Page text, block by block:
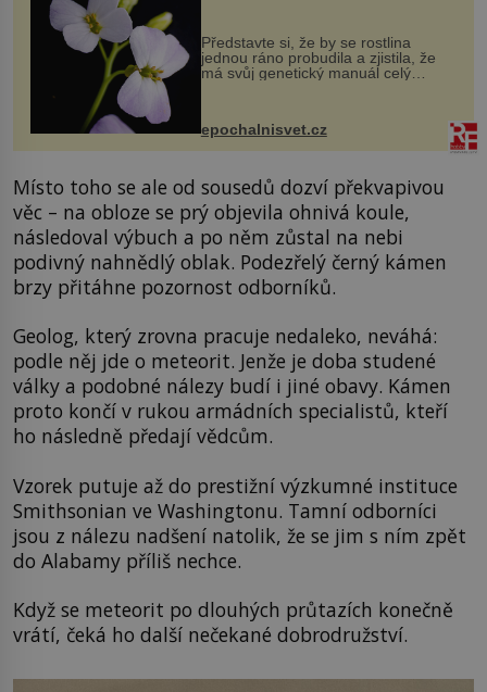
Představte si, že by se rostlina
jednou ráno probudila a zjistila, že
má svůj genetický manuál celý
vstupenka...
epochalnisvet.cz
Místo toho se ale od sousedů dozví překvapivou
věc – na obloze se prý objevila ohnivá koule,
následoval výbuch a po něm zůstal na nebi
podivný nahnědlý oblak. Podezřelý černý kámen
brzy přitáhne pozornost odborníků.
Geolog, který zrovna pracuje nedaleko, neváhá:
podle něj jde o meteorit. Jenže je doba studené
války a podobné nálezy budí i jiné obavy. Kámen
proto končí v rukou armádních specialistů, kteří
ho následně předají vědcům.
Vzorek putuje až do prestižní výzkumné instituce
Smithsonian ve Washingtonu. Tamní odborníci
jsou z nálezu nadšení natolik, že se jim s ním zpět
do Alabamy příliš nechce.
Když se meteorit po dlouhých průtazích konečně
vrátí, čeká ho další nečekané dobrodružství.